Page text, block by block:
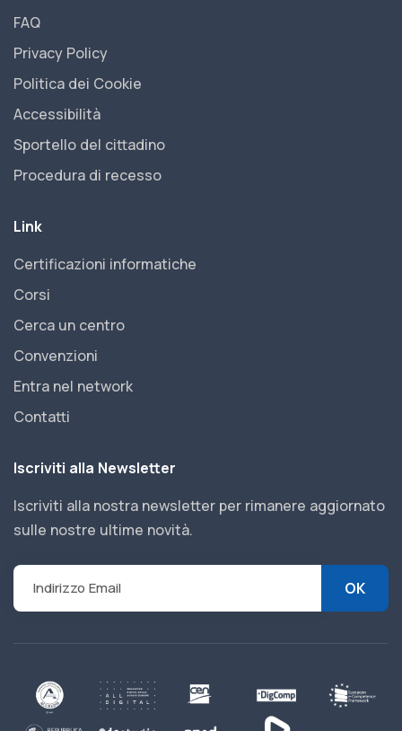
FAQ
Privacy Policy
Politica dei Cookie
Accessibilità
Sportello del cittadino
Procedura di recesso
Link
Certificazioni informatiche
Corsi
Cerca un centro
Convenzioni
Entra nel network
Contatti
Iscriviti alla Newsletter
Iscriviti alla nostra newsletter per rimanere aggiornato
sulle nostre ultime novità.
Indirizzo Email OK